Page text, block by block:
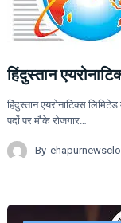
हिंदुस्तान
हिंदुस्तान एयरोनाटिक्स
पदों पर मौके रोजगार…
By